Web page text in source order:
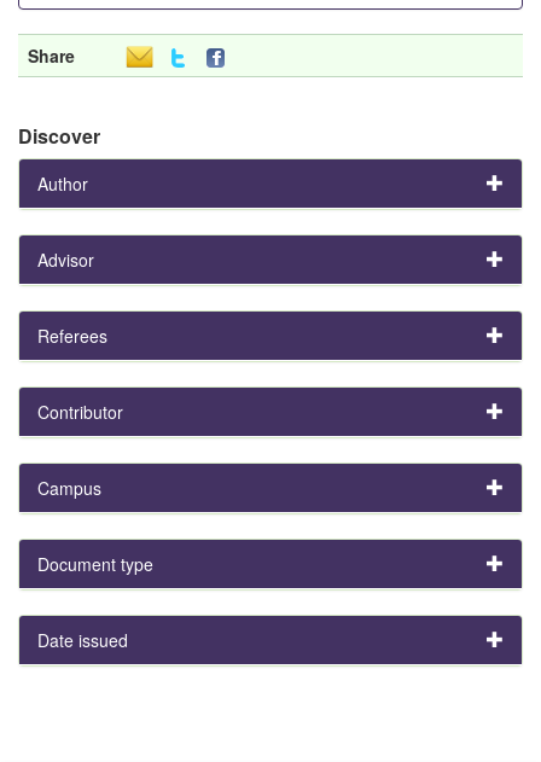
Share
Discover
Author
Advisor
Referees
Contributor
Campus
Document type
Date issued